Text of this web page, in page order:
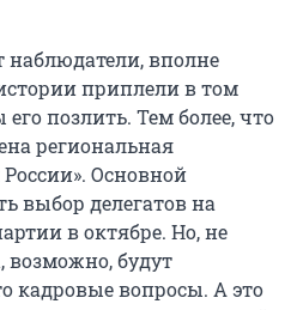
вполне
приплели в том
позлить. Тем более, что
региональная
Основной
выбор делегатов на
в октябре. Но, не
будут
кадровые вопросы. А это